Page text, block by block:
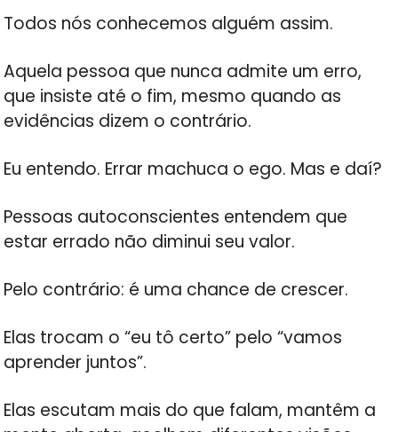
Todos nós conhecemos alguém assim.
Aquela pessoa que nunca admite um erro,
que insiste até o fim, mesmo quando as
evidências dizem o contrário.
Eu entendo. Errar machuca o ego. Mas e daí?
Pessoas autoconscientes entendem que
estar errado não diminui seu valor.
Pelo contrário: é uma chance de crescer.
Elas trocam o “eu tô certo” pelo “vamos
aprender juntos”.
Elas escutam mais do que falam, mantêm a